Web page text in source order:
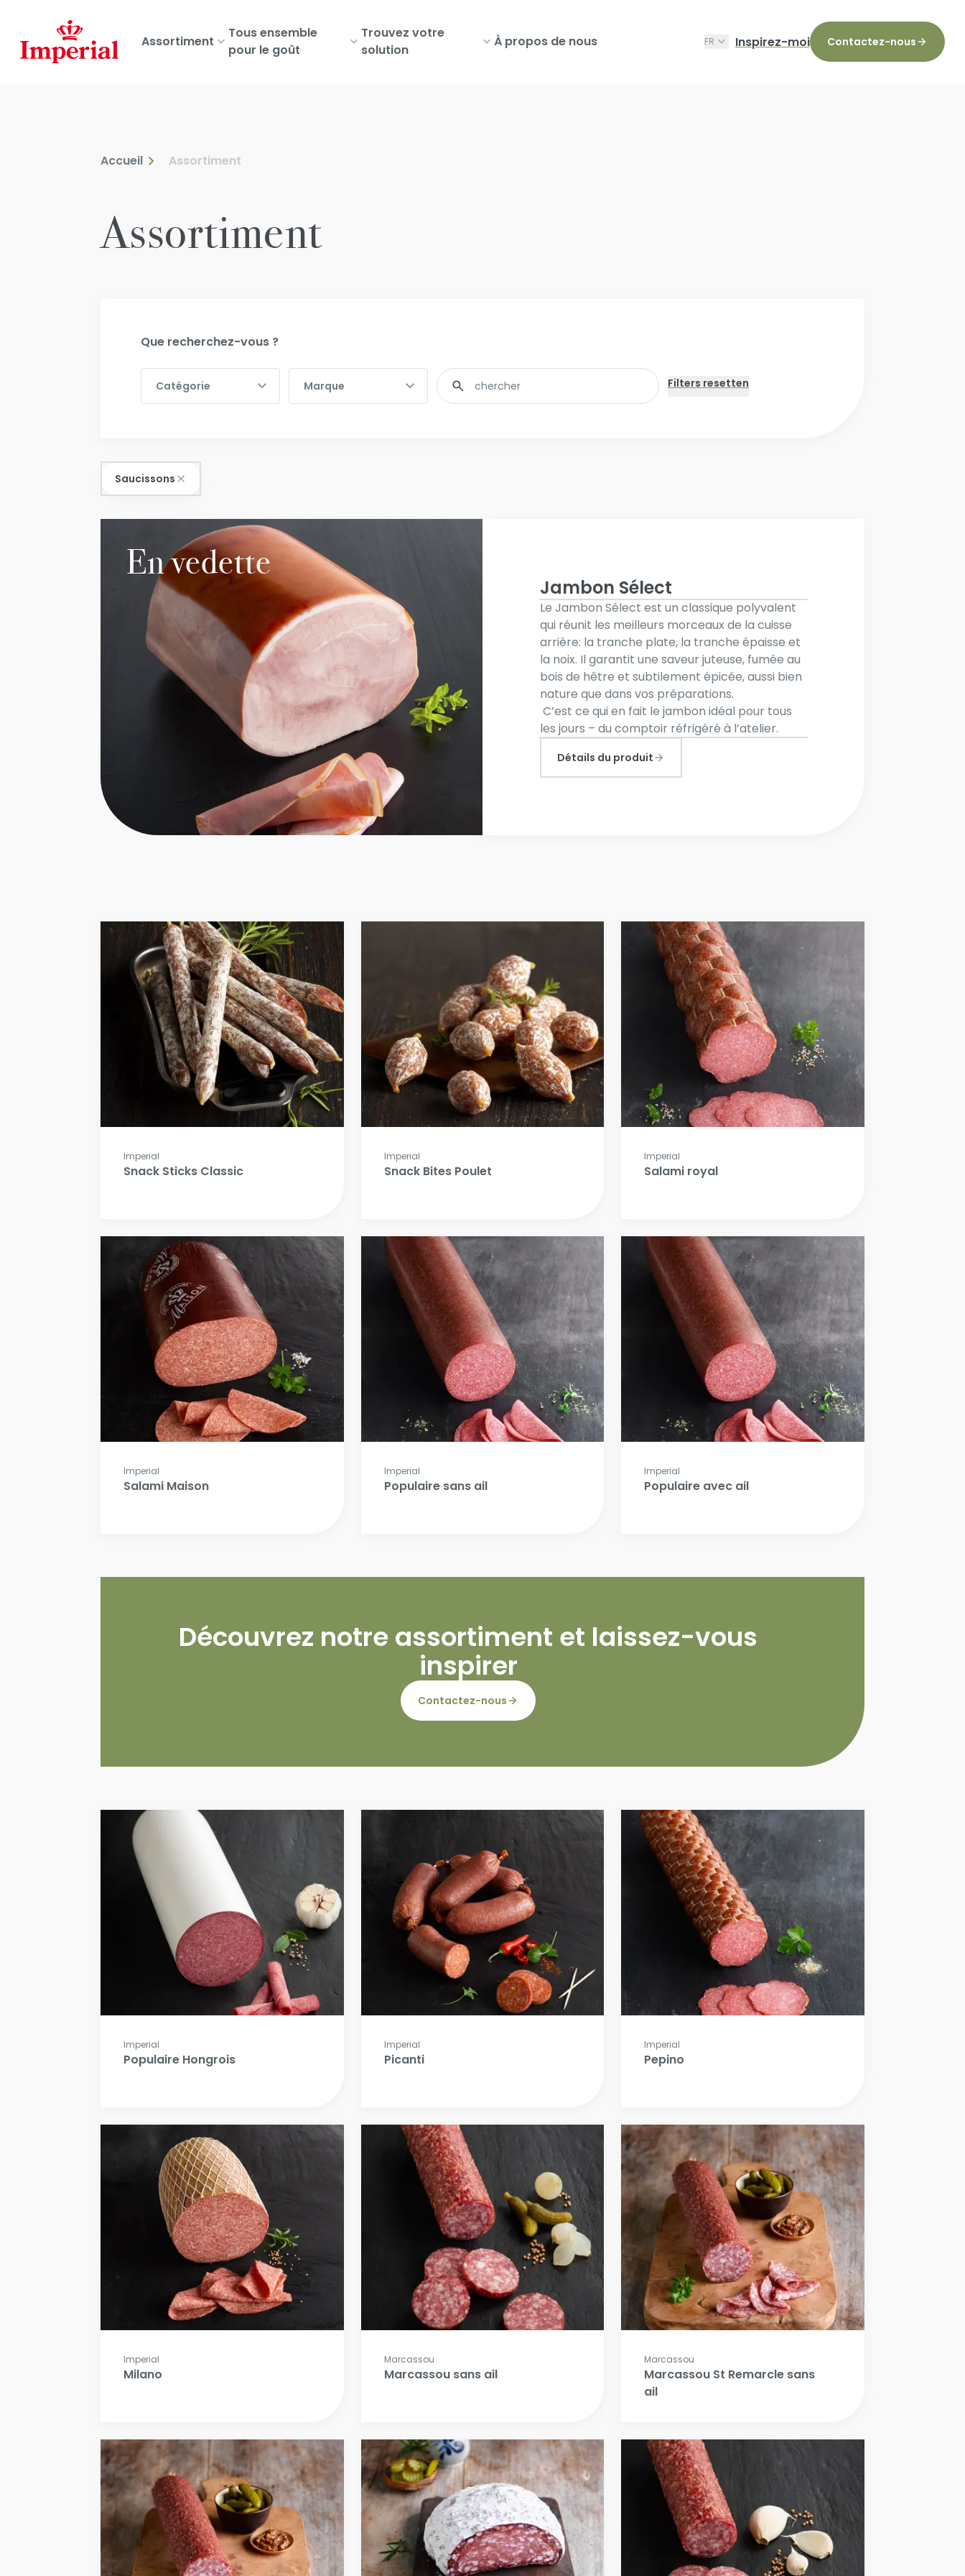
main
content
Assortiment
Tous ensemble
pour le goût
Trouvez votre
solution
À propos de nous FR Inspirez-moi Contactez-nous
Accueil Assortiment
Assortiment
Que recherchez-vous ?
Catégorie Marque
Fulltext
search
Saucissons
En vedette
Jambon Sélect
Le Jambon Sélect est un classique polyvalent
qui réunit les meilleurs morceaux de la cuisse
arrière: la tranche plate, la tranche épaisse et
la noix. Il garantit une saveur juteuse, fumée au
bois de hêtre et subtilement épicée, aussi bien
nature que dans vos préparations.
C’est ce qui en fait le jambon idéal pour tous
les jours – du comptoir réfrigéré à l’atelier.
Détails du produit
Imperial
Snack Sticks Classic
Imperial
Snack Bites Poulet
Imperial
Salami royal
Imperial
Salami Maison
Imperial
Populaire sans ail
Imperial
Populaire avec ail
Découvrez notre assortiment et laissez-vous
inspirer
Contactez-nous
Imperial
Populaire Hongrois
Imperial
Picanti
Imperial
Pepino
Imperial
Milano
Marcassou
Marcassou sans ail
Marcassou
Marcassou St Remarcle sans
ail